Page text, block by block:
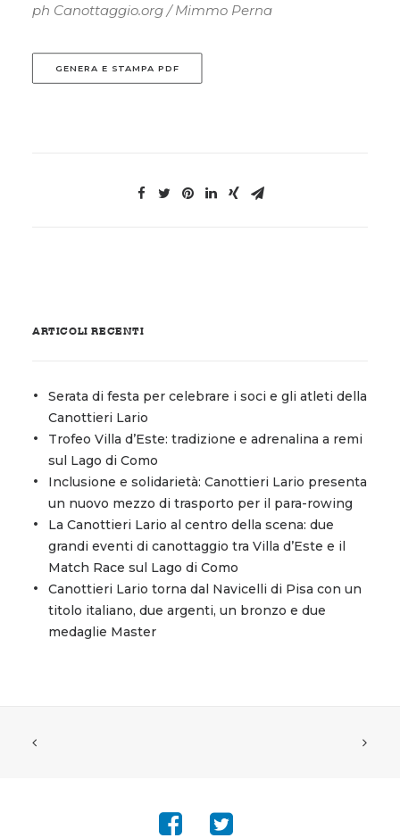
ph Canottaggio.org / Mimmo Perna
GENERA E STAMPA PDF
ARTICOLI RECENTI
Serata di festa per celebrare i soci e gli atleti della
Canottieri Lario
Trofeo Villa d’Este: tradizione e adrenalina a remi
sul Lago di Como
Inclusione e solidarietà: Canottieri Lario presenta
un nuovo mezzo di trasporto per il para-rowing
La Canottieri Lario al centro della scena: due
grandi eventi di canottaggio tra Villa d’Este e il
Match Race sul Lago di Como
Canottieri Lario torna dal Navicelli di Pisa con un
titolo italiano, due argenti, un bronzo e due
medaglie Master